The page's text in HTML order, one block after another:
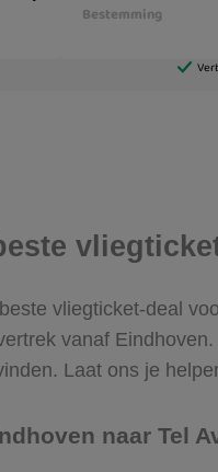
vliegticket-deal
vanaf
Laat ons je
naar Tel